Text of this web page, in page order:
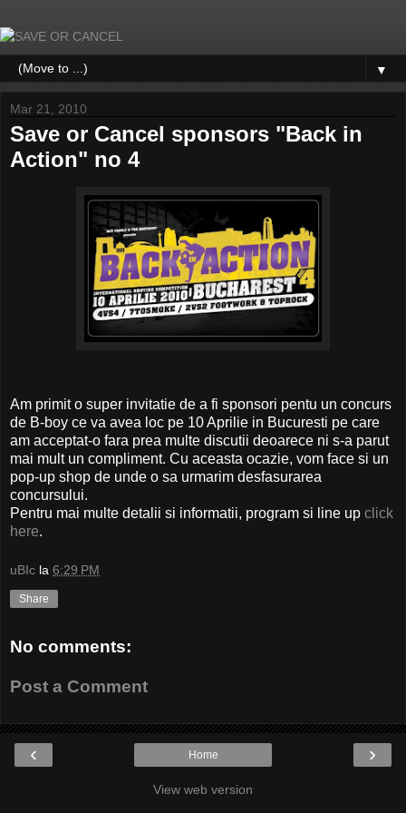
▼
Mar 21, 2010
Save or Cancel sponsors "Back in
Action" no 4
Am primit o super invitatie de a fi sponsori pentu un concurs
de B-boy ce va avea loc pe 10 Aprilie in Bucuresti pe care
am acceptat-o fara prea multe discutii deoarece ni s-a parut
mai mult un compliment. Cu aceasta ocazie, vom face si un
pop-up shop de unde o sa urmarim desfasurarea
concursului.
Pentru mai multe detalii si informatii, program si line up click
here.
uBIc la 6:29 PM
Share
No comments:
Post a Comment
‹ ›
Home
View web version